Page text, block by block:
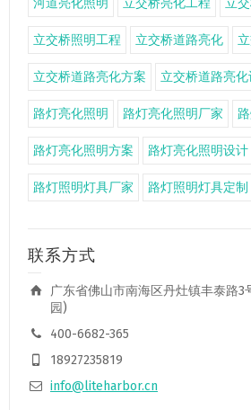
河道亮化照明 立交桥亮化工程 立
立交桥照明工程 立交桥道路亮化
立交桥道路亮化方案 立交桥道路亮
路灯亮化照明 路灯亮化照明厂家
路灯亮化照明方案 路灯亮化照明设计
路灯照明灯具厂家 路灯照明灯具定制
联系方式
广东省佛山市南海区丹灶镇丰泰路3
园)
400-6682-365
18927235819
info@liteharbor.cn